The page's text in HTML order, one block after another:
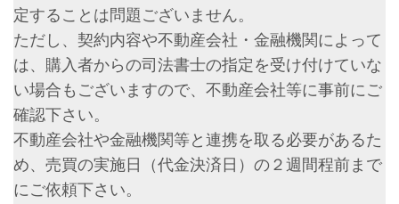
定することは問題ございません。
ただし、契約内容や不動産会社・金融機関によって
は、購入者からの司法書士の指定を受け付けていな
い場合もございますので、不動産会社等に事前にご
確認下さい。
不動産会社や金融機関等と連携を取る必要があるた
め、売買の実施日（代金決済日）の２週間程前まで
にご依頼下さい。